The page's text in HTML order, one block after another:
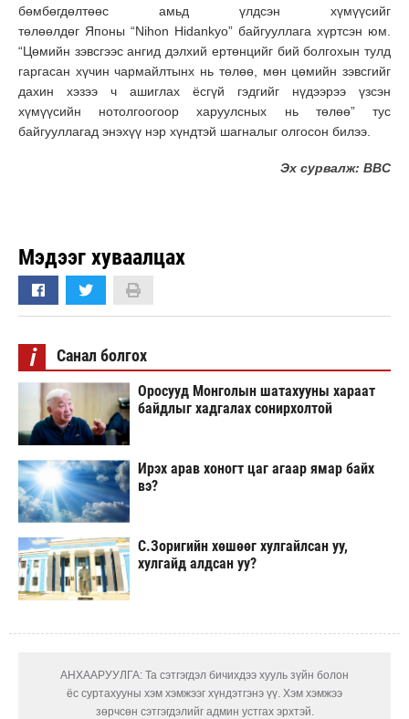
бөмбөгдөлтөөс амьд үлдсэн хүмүүсийг
төлөөлдөг Японы “Nihon Hidankyo” байгууллага хүртсэн юм.
“Цөмийн зэвсгээс ангид дэлхий ертөнцийг бий болгохын тулд
гаргасан хүчин чармайлтынх нь төлөө, мөн цөмийн зэвсгийг
дахин хэзээ ч ашиглах ёсгүй гэдгийг нүдээрээ үзсэн
хүмүүсийн нотолгоогоор харуулсных нь төлөө” тус
байгууллагад энэхүү нэр хүндтэй шагналыг олгосон билээ.
Эх сурвалж: BBC
Мэдээг хуваалцах
i Санал болгох
Оросууд Монголын шатахууны хараат
байдлыг хадгалах сонирхолтой
Ирэх арав хоногт цаг агаар ямар байх
вэ?
С.Зоригийн хөшөөг хулгайлсан уу,
хулгайд алдсан уу?
АНХААРУУЛГА: Та сэтгэгдэл бичихдээ хууль зүйн болон
ёс суртахууны хэм хэмжээг хүндэтгэнэ үү. Хэм хэмжээ
зөрчсөн сэтгэгдэлийг админ устгах эрхтэй.